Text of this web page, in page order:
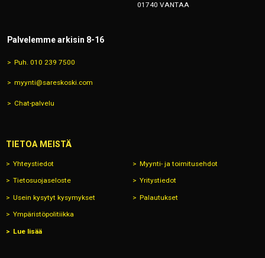
01740 VANTAA
Palvelemme arkisin 8-16
Puh. 010 239 7500
myynti@sareskoski.com
Chat-palvelu
TIETOA MEISTÄ
Yhteystiedot Myynti- ja toimitusehdot
Tietosuojaseloste Yritystiedot
Usein kysytyt kysymykset Palautukset
Ympäristöpolitiikka
Lue lisää